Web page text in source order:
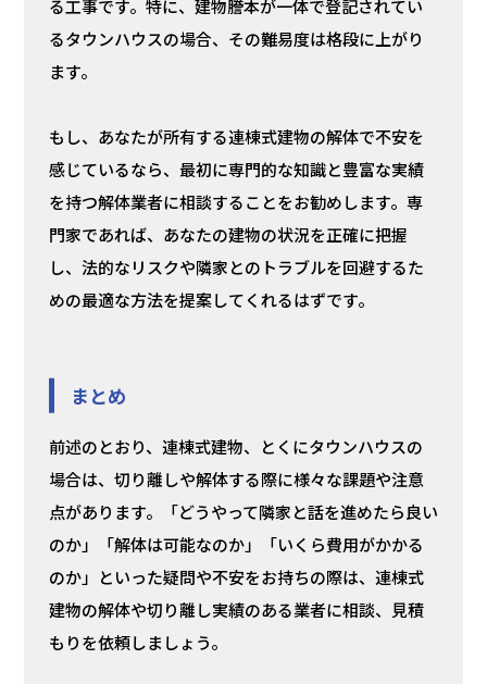
る工事です。特に、建物謄本が一体で登記されてい
るタウンハウスの場合、その難易度は格段に上がり
ます。
もし、あなたが所有する連棟式建物の解体で不安を
感じているなら、最初に専門的な知識と豊富な実績
を持つ解体業者に相談することをお勧めします。専
門家であれば、あなたの建物の状況を正確に把握
し、法的なリスクや隣家とのトラブルを回避するた
めの最適な方法を提案してくれるはずです。
まとめ
前述のとおり、連棟式建物、とくにタウンハウスの
場合は、切り離しや解体する際に様々な課題や注意
点があります。「どうやって隣家と話を進めたら良い
のか」「解体は可能なのか」「いくら費用がかかる
のか」といった疑問や不安をお持ちの際は、連棟式
建物の解体や切り離し実績のある業者に相談、見積
もりを依頼しましょう。